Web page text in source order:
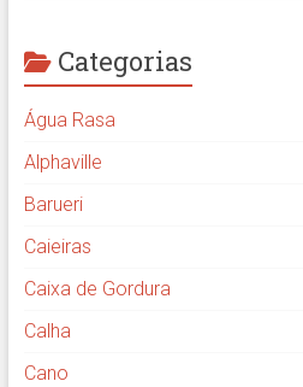
Categorias
Água Rasa
Alphaville
Barueri
Caieiras
Caixa de Gordura
Calha
Cano